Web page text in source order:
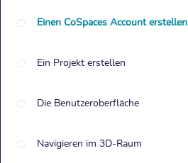
Einen CoSpaces Account erstellen
Ein Projekt erstellen
Die Benutzeroberfläche
Navigieren im 3D-Raum